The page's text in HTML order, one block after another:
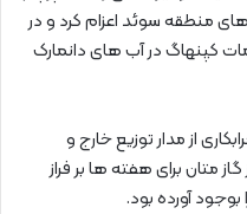
منطقه سوئد اعزام کرد و در
کپنهاگ در آب های دانمارک
از مدار توزیع خارج و
متان برای هفته ها بر فراز
آورده بود.